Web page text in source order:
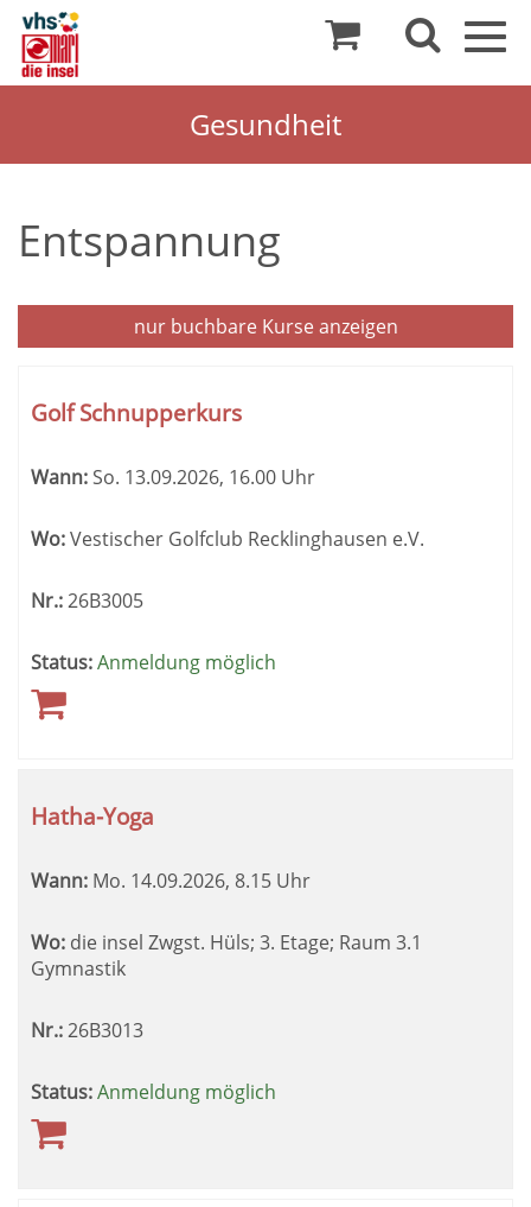
Gesundheit
Entspannung
nur buchbareKurse anzeigen
Tabellenüberschriften
können
werden.
Golf Schnupperkurs
Wann:So. 13.09.2026, 16.00 Uhr
Wo:Vestischer Golfclub Recklinghausen e.V.
Nr.:26B3005
Status:Anmeldung möglich
Hatha-Yoga
Wann: Mo. 14.09.2026, 8.15 Uhr
Wo: die insel Zwgst. Hüls; 3. Etage; Raum 3.1
Gymnastik
Nr.:26B3013
Status:Anmeldung möglich